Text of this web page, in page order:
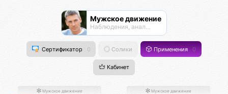
Мужское движение
Наблюдения, анализ, обсуждения
Сертификатор 0 Солики Применения 0
Кабинет
Мужское движение Мужское движение